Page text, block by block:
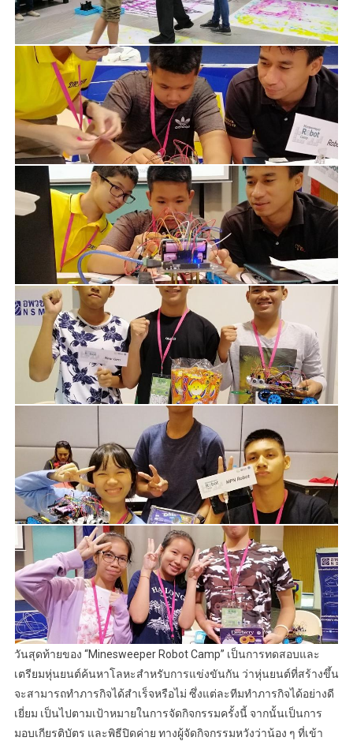
วันสุดท้ายของ “Minesweeper Robot Camp” เป็นการทดสอบและ
เตรียมหุ่นยนต์ค้นหาโลหะสำหรับการแข่งขันกัน ว่าหุ่นยนต์ที่สร้างขึ้น
จะสามารถทำภารกิจได้สำเร็จหรือไม่ ซึ่งแต่ละทีมทำภารกิจได้อย่างดี
เยี่ยม เป็นไปตามเป้าหมายในการจัดกิจกรรมครั้งนี้ จากนั้นเป็นการ
มอบเกียรติบัตร และพิธีปิดค่าย ทางผู้จัดกิจกรรมหวังว่าน้อง ๆ ที่เข้า